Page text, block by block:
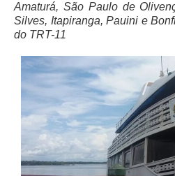
Varas do Trabalho
Juízes Roraima
Juízes Interior
Juízes Substitutos
Diretores
Comitês
Amaturá, São Paulo de
Silves, Itapiranga, Pauini e
do TRT-11